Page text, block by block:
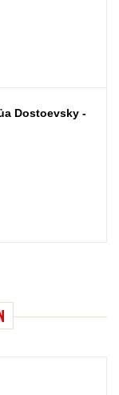
Dostoevsky -